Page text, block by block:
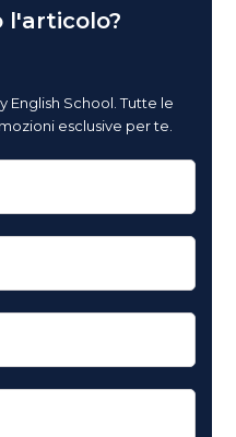
l'articolo?
English School. Tutte le
esclusive per te.